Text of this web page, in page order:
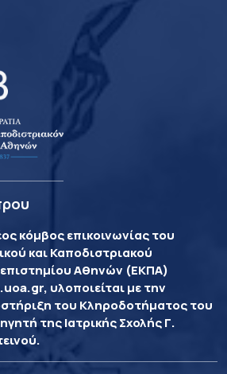
κόμβος επικοινωνίας του
και Καποδιστριακού
Αθηνών (ΕΚΠΑ)
υλοποιείται με την
του Κληροδοτήματος του
της Ιατρικής Σχολής Γ.